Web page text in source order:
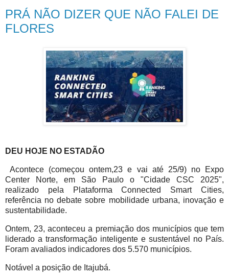
PRÁ NÃO DIZER QUE NÃO FALEI DE
FLORES
DEU HOJE NO ESTADÃO
Acontece (começou ontem,23 e vai até 25/9) no Expo
Center Norte, em São Paulo o "Cidade CSC 2025",
realizado pela Plataforma Connected Smart Cities,
referência no debate sobre mobilidade urbana, inovação e
sustentabilidade.
Ontem, 23, aconteceu a premiação dos municípios que tem
liderado a transformação inteligente e sustentável no País.
Foram avaliados indicadores dos 5.570 municípios.
Notável a posição de Itajubá.